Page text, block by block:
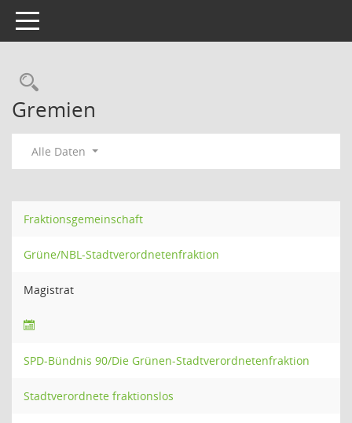
Toggle navigation
Rechercheauswahl
Gremien
Alle Daten
Fraktionsgemeinschaft
Grüne/NBL-Stadtverordnetenfraktion
Magistrat
SPD-Bündnis 90/Die Grünen-Stadtverordnetenfraktion
Stadtverordnete fraktionslos